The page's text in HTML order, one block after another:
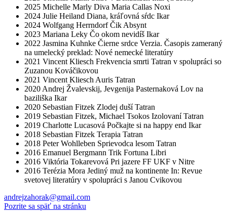
2025 Michelle Marly Diva Maria Callas Noxi
2024 Julie Heiland Diana, kráľovná sŕdc Ikar
2024 Wolfgang Herrndorf Čik Absynt
2023 Mariana Leky Čo okom nevidíš Ikar
2022 Jasmina Kuhnke Čierne srdce Verzia. Časopis zameraný
na umelecký preklad: Nové nemecké literatúry
2021 Vincent Kliesch Frekvencia smrti Tatran v spolupráci so
Zuzanou Kováčikovou
2021 Vincent Kliesch Auris Tatran
2020 Andrej Žvalevskij, Jevgenija Pasternaková Lov na
baziliška Ikar
2020 Sebastian Fitzek Zlodej duší Tatran
2019 Sebastian Fitzek, Michael Tsokos Izolovaní Tatran
2019 Charlotte Lucasová Počkajte si na happy end Ikar
2018 Sebastian Fitzek Terapia Tatran
2018 Peter Wohlleben Sprievodca lesom Tatran
2016 Emanuel Bergmann Trik Fortuna Libri
2016 Viktória Tokarevová Pri jazere FF UKF v Nitre
2016 Terézia Mora Jediný muž na kontinente In: Revue
svetovej literatúry v spolupráci s Janou Cvikovou
andrejzahorak@gmail.com
Pozrite sa späť na stránku